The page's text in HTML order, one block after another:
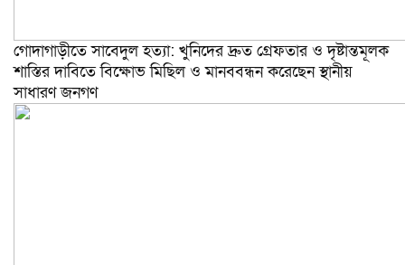
গোদাগাড়ীতে সাবেদুল হত্যা: খুনিদের দ্রুত গ্রেফতার ও দৃষ্টান্তমূলক
শাস্তির দাবিতে বিক্ষোভ মিছিল ও মানববন্ধন করেছেন স্থানীয়
সাধারণ জনগণ